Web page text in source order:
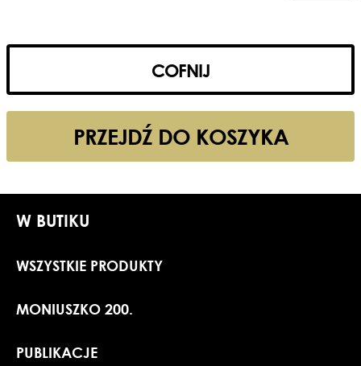
COFNIJ
PRZEJDŹ DO KOSZYKA
W BUTIKU
WSZYSTKIE PRODUKTY
MONIUSZKO 200.
PUBLIKACJE